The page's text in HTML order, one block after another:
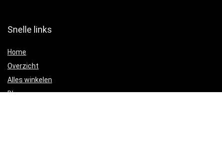
Snelle links
Home
Overzicht
Alles winkelen
Blogs